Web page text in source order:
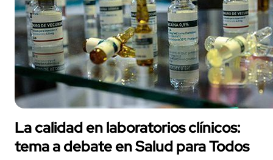
La calidad en laboratorios clínicos:
tema a debate en Salud para Todos